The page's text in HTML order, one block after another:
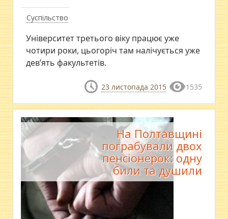
Суспільство
Університет третього віку працює уже
чотири роки, цьогоріч там налічується уже
дев’ять факультетів.
23 листопада 2015 1535
На Полтавщині
пограбували двох
пенсіонерок: одну
били та душили